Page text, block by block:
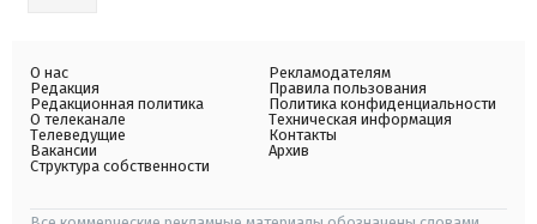
О нас
Редакция
Редакционная политика
О телеканале
Телеведущие
Вакансии
Структура собственности
Рекламодателям
Правила пользования
Политика конфиденциальности
Техническая информация
Контакты
Архив